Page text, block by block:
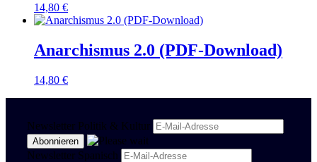
14,80 €
Anarchismus 2.0 (PDF-Download)
14,80 €
Newsletter Politik & Kultur
Newsletter Spanisch